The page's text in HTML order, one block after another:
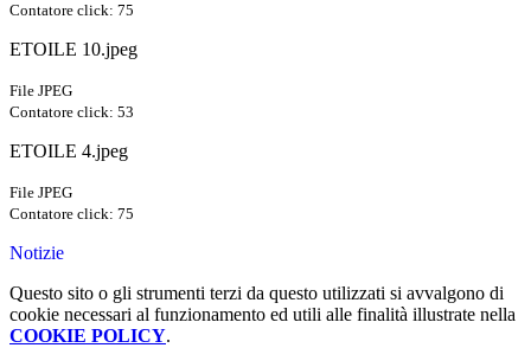
Contatore click: 75
ETOILE 10.jpeg
File JPEG
Contatore click: 53
ETOILE 4.jpeg
File JPEG
Contatore click: 75
Notizie
Questo sito o gli strumenti terzi da questo utilizzati si avvalgono di
cookie necessari al funzionamento ed utili alle finalità illustrate nella
COOKIE POLICY.